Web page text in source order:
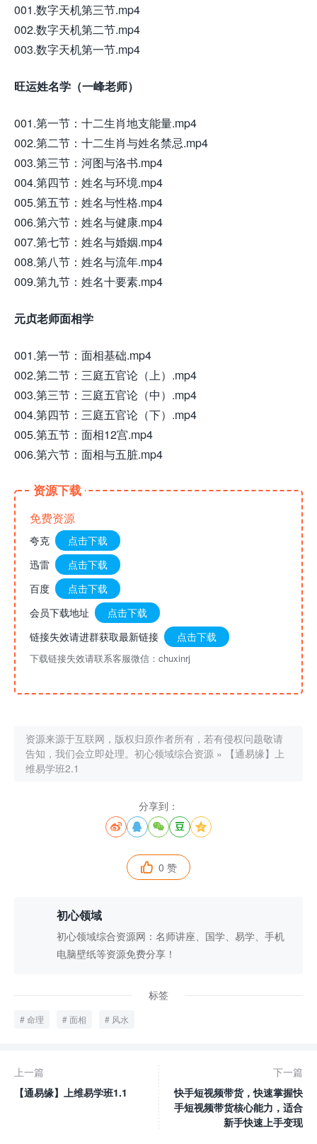
001.数字天机第三节.mp4
002.数字天机第二节.mp4
003.数字天机第一节.mp4
旺运姓名学（一峰老师）
001.第一节：十二生肖地支能量.mp4
002.第二节：十二生肖与姓名禁忌.mp4
003.第三节：河图与洛书.mp4
004.第四节：姓名与环境.mp4
005.第五节：姓名与性格.mp4
006.第六节：姓名与健康.mp4
007.第七节：姓名与婚姻.mp4
008.第八节：姓名与流年.mp4
009.第九节：姓名十要素.mp4
元贞老师面相学
001.第一节：面相基础.mp4
002.第二节：三庭五官论（上）.mp4
003.第三节：三庭五官论（中）.mp4
004.第四节：三庭五官论（下）.mp4
005.第五节：面相12宫.mp4
006.第六节：面相与五脏.mp4
资源下载
免费资源
夸克
点击下载
迅雷
点击下载
百度
点击下载
会员下载地址
点击下载
链接失效请进群获取最新链接
点击下载
下载链接失效请联系客服微信：chuxinrj
资源来源于互联网，版权归原作者所有，若有侵权问题敬请
告知，我们会立即处理。 初心领域综合资源 »
【通易缘】上
维易学班2.1
分享到：
    
 0 赞
初心领域
初心领域综合资源网：名师讲座、国学、易学、手机
电脑壁纸等资源免费分享！
标签
命理 面相 风水
上一篇
【通易缘】上维易学班1.1
下一篇
快手短视频带货，快速掌握快
手短视频带货核心能力，适合
新手快速上手变现